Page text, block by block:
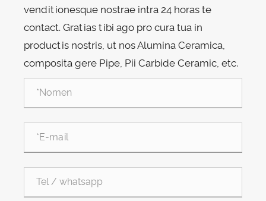
venditionesque nostrae intra 24 horas te
contact. Gratias tibi ago pro cura tua in
productis nostris, ut nos Alumina Ceramica,
composita gere Pipe, Pii Carbide Ceramic, etc.